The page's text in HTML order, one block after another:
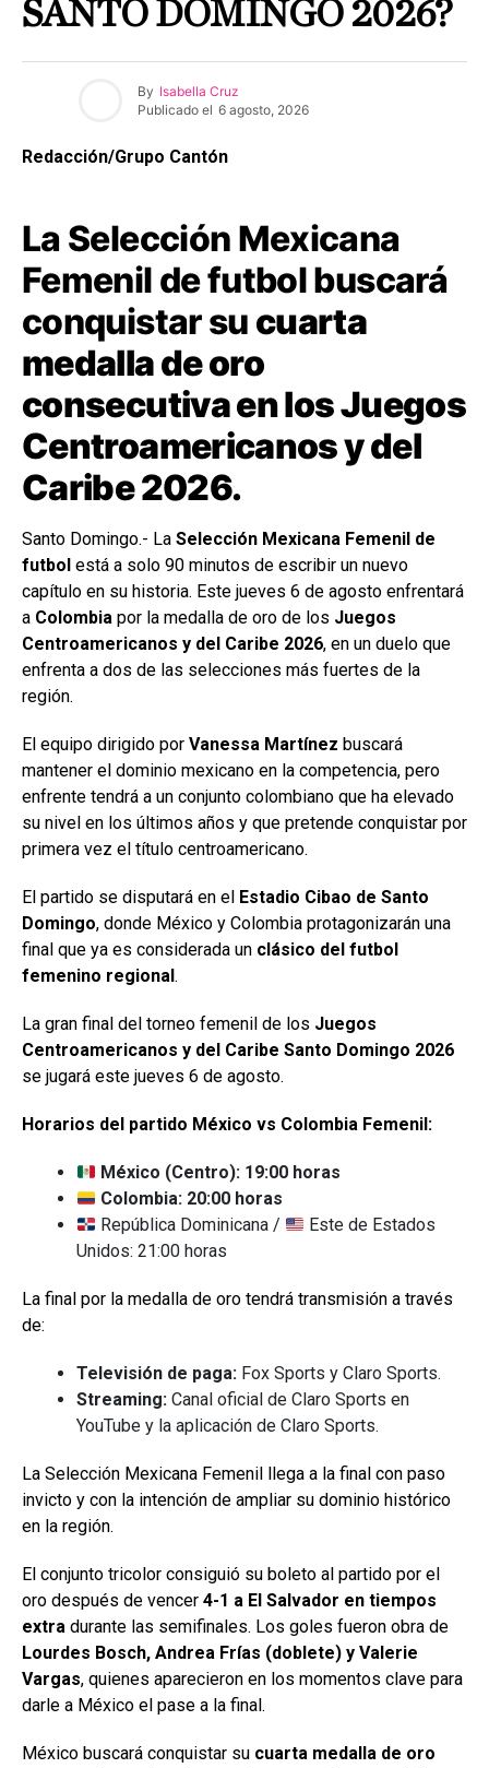
SANTO DOMINGO 2026?
By Isabella Cruz
Publicado el 6 agosto, 2026
Redacción/Grupo Cantón
La Selección Mexicana
Femenil de futbol buscará
conquistar su cuarta
medalla de oro
consecutiva en los Juegos
Centroamericanos y del
Caribe 2026.
Santo Domingo.- La Selección Mexicana Femenil de
futbol está a solo 90 minutos de escribir un nuevo
capítulo en su historia. Este jueves 6 de agosto enfrentará
a Colombia por la medalla de oro de los Juegos
Centroamericanos y del Caribe 2026, en un duelo que
enfrenta a dos de las selecciones más fuertes de la
región.
El equipo dirigido por Vanessa Martínez buscará
mantener el dominio mexicano en la competencia, pero
enfrente tendrá a un conjunto colombiano que ha elevado
su nivel en los últimos años y que pretende conquistar por
primera vez el título centroamericano.
El partido se disputará en el Estadio Cibao de Santo
Domingo, donde México y Colombia protagonizarán una
final que ya es considerada un clásico del futbol
femenino regional .
La gran final del torneo femenil de los Juegos
Centroamericanos y del Caribe Santo Domingo 2026
se jugará este jueves 6 de agosto.
Horarios del partido México vs Colombia Femenil:
México (Centro): 19:00 horas
Colombia: 20:00 horas
República Dominicana /
Este de Estados
Unidos: 21:00 horas
La final por la medalla de oro tendrá transmisión a través
de:
Televisión de paga: Fox Sports y Claro Sports.
Streaming: Canal oficial de Claro Sports en
YouTube y la aplicación de Claro Sports.
La Selección Mexicana Femenil llega a la final con paso
invicto y con la intención de ampliar su dominio histórico
en la región.
El conjunto tricolor consiguió su boleto al partido por el
oro después de vencer 4-1 a El Salvador en tiempos
extra durante las semifinales. Los goles fueron obra de
Lourdes Bosch, Andrea Frías (doblete) y Valerie
Vargas, quienes aparecieron en los momentos clave para
darle a México el pase a la final.
México buscará conquistar su cuarta medalla de oro